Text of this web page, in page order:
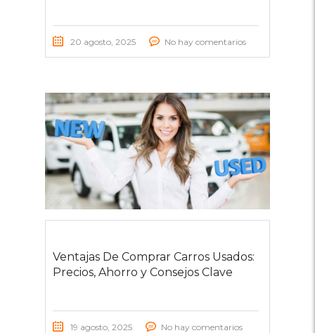
20 agosto, 2025 No hay comentarios
Ventajas De Comprar Carros Usados:
Precios, Ahorro y Consejos Clave
19 agosto, 2025 No hay comentarios